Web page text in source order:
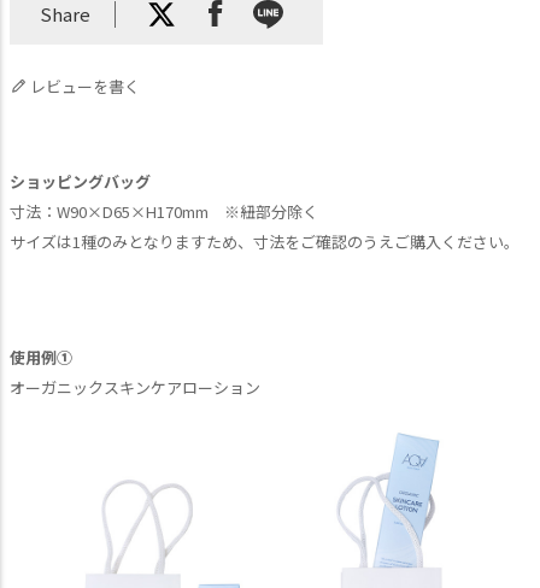
Share
レビューを書く
ショッピングバッグ
寸法：W90×D65×H170mm ※紐部分除く
サイズは1種のみとなりますため、寸法をご確認のうえご購入ください。
使用例①
オーガニックスキンケアローション